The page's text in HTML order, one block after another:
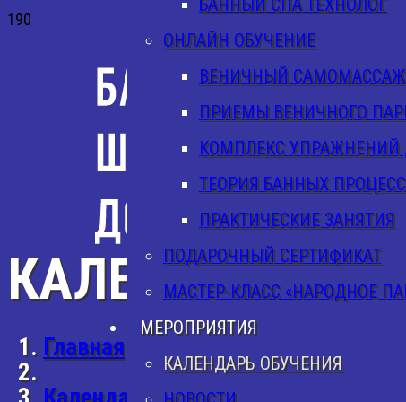
БАННЫЙ СПА ТЕХНОЛОГ
ОНЛАЙН ОБУЧЕНИЕ
ВЕНИЧНЫЙ
ПРИЕМЫ ВЕНИЧНОГО
КОМПЛЕКС
ТЕОРИЯ БАННЫХ
ПРАКТИЧЕСКИЕ ЗАНЯТИЯ
ПОДАРОЧНЫЙ СЕРТИФИКАТ
МАСТЕР-КЛАСС «НАРОДНОЕ
МЕРОПРИЯТИЯ
КАЛЕНДАРЬ ОБУЧЕНИЯ
КАЛЕНДАРЬ
Главная